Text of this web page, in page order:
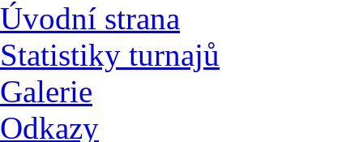
Úvodní strana
Statistiky turnajů
Galerie
Odkazy